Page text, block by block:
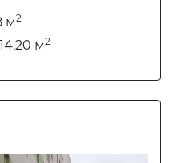
м2
14.20 м2